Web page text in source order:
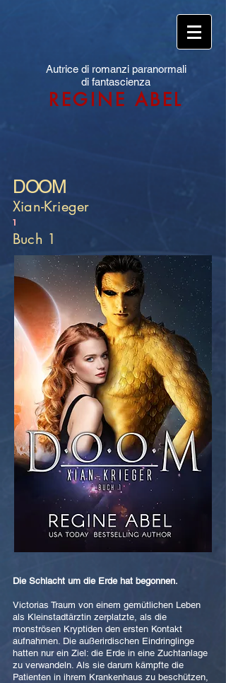
Autrice di romanzi paranormali
di fantascienza
REGINE ABEL
DOOM
Xian-Krieger
1
Buch 1
Die Schlacht um die Erde hat begonnen.
Victorias Traum von einem gemütlichen Leben
als Kleinstadtärztin zerplatzte, als die
monströsen Kryptiden den ersten Kontakt
aufnahmen. Die außerirdischen Eindringlinge
hatten nur ein Ziel: die Erde in eine Zuchtanlage
zu verwandeln. Als sie darum kämpfte die
Patienten in ihrem Krankenhaus zu beschützen,